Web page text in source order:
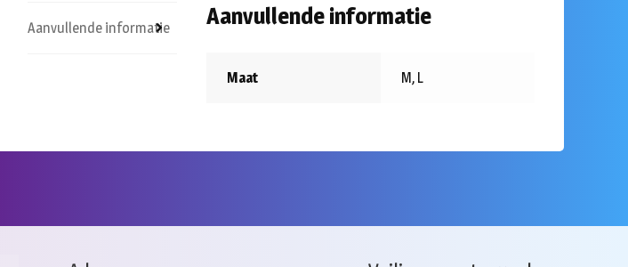
Aanvullende informatie Aanvullende informatie
Maat M, L